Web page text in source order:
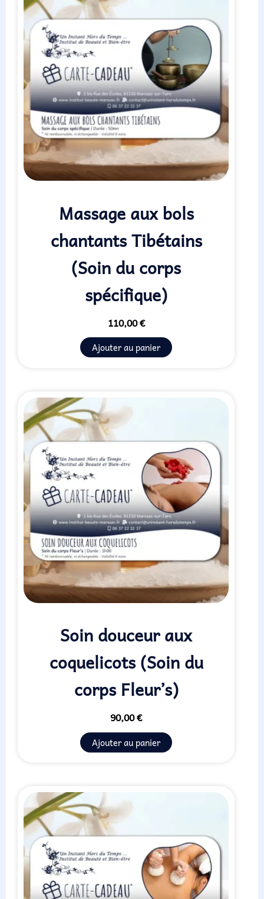
Massage aux bols
chantants Tibétains
(Soin du corps
spécifique)
110,00€
Ajouter au panier
Soin douceur aux
coquelicots (Soin du
corps Fleur’s)
90,00€
Ajouter au panier